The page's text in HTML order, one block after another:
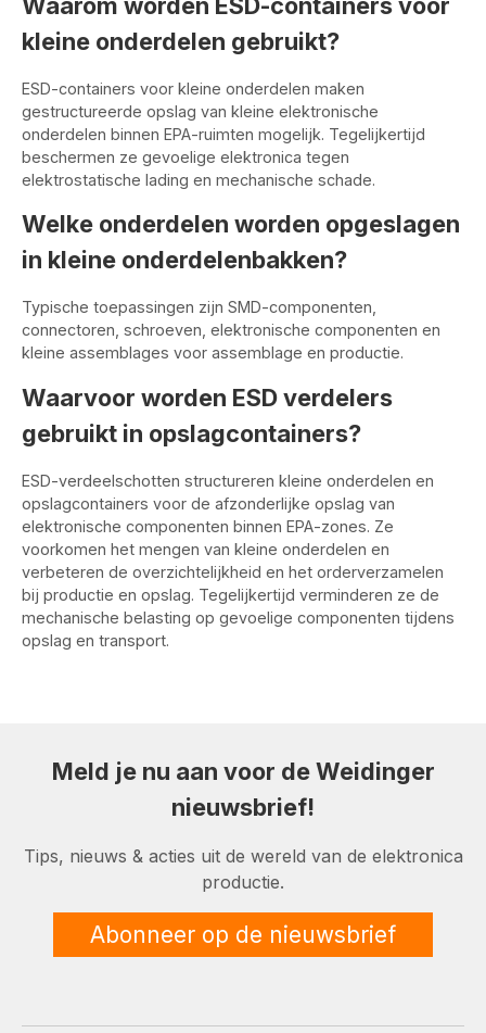
kleine onderdelen gebruikt?
ESD-containers voor kleine onderdelen maken
gestructureerde opslag van kleine elektronische
onderdelen binnen EPA-ruimten mogelijk. Tegelijkertijd
beschermen ze gevoelige elektronica tegen
elektrostatische lading en mechanische schade.
Welke onderdelen worden opgeslagen
in kleine onderdelenbakken?
Typische toepassingen zijn SMD-componenten,
connectoren, schroeven, elektronische componenten en
kleine assemblages voor assemblage en productie.
Waarvoor worden ESD verdelers
gebruikt in opslagcontainers?
ESD-verdeelschotten structureren kleine onderdelen en
opslagcontainers voor de afzonderlijke opslag van
elektronische componenten binnen EPA-zones. Ze
voorkomen het mengen van kleine onderdelen en
verbeteren de overzichtelijkheid en het orderverzamelen
bij productie en opslag. Tegelijkertijd verminderen ze de
mechanische belasting op gevoelige componenten tijdens
opslag en transport.
Meld je nu aan voor de Weidinger
nieuwsbrief!
Tips, nieuws & acties uit de wereld van de elektronica
productie.
Abonneer op de nieuwsbrief